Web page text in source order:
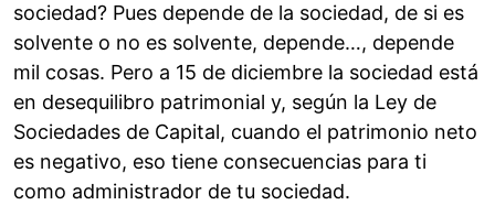
sociedad? Pues depende de la sociedad, de si es
solvente o no es solvente, depende…, depende
mil cosas. Pero a 15 de diciembre la sociedad está
en desequilibro patrimonial y, según la Ley de
Sociedades de Capital, cuando el patrimonio neto
es negativo, eso tiene consecuencias para ti
como administrador de tu sociedad.